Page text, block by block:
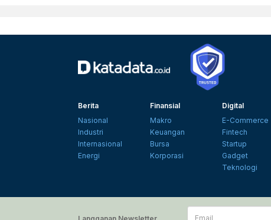
Berita
Nasional
Industri
Internasional
Energi
Finansial
Makro
Keuangan
Bursa
Korporasi
Digital
E-Commerce
Fintech
Startup
Gadget
Teknologi
Email